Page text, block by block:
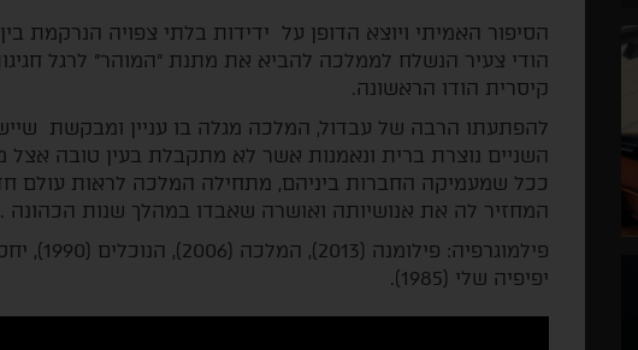
הסיפור האמיתי ויוצא הדופן על ידידות בלתי צפויה הנרקמת
הודי צעיר הנשלח לממלכה להביא את מתנת "המוהר" לרגל
קיסרית הודו הראשונה.
להפתעתו הרבה של עבדול, המלכה מגלה בו עניין ומבקשת
השניים נוצרת ברית ונאמנות אשר לא מתקבלת בעין טובה
ככל שמעמיקה החברות ביניהם, מתחילה המלכה לראות עולם
המחזיר לה את אנושיותה ואושרה שאבדו במהלך שנות הכהונה .
יפיפיה שלי (1985).